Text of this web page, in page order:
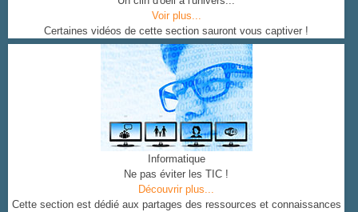
Voir plus...
Certaines vidéos de cette section sauront vous captiver !
Informatique
Ne pas éviter les TIC !
Découvrir plus...
Cette section est dédié aux partages des ressources et connaissances